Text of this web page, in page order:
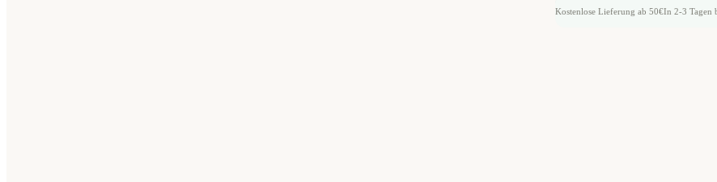
Kostenlose Lieferung ab 50€In 2-3 Tagen